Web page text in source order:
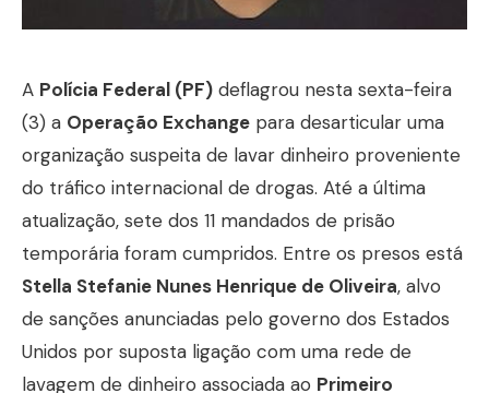
A Polícia Federal (PF) deflagrou nesta sexta-feira
(3) a Operação Exchange para desarticular uma
organização suspeita de lavar dinheiro proveniente
do tráfico internacional de drogas. Até a última
atualização, sete dos 11 mandados de prisão
temporária foram cumpridos. Entre os presos está
Stella Stefanie Nunes Henrique de Oliveira, alvo
de sanções anunciadas pelo governo dos Estados
Unidos por suposta ligação com uma rede de
lavagem de dinheiro associada ao Primeiro